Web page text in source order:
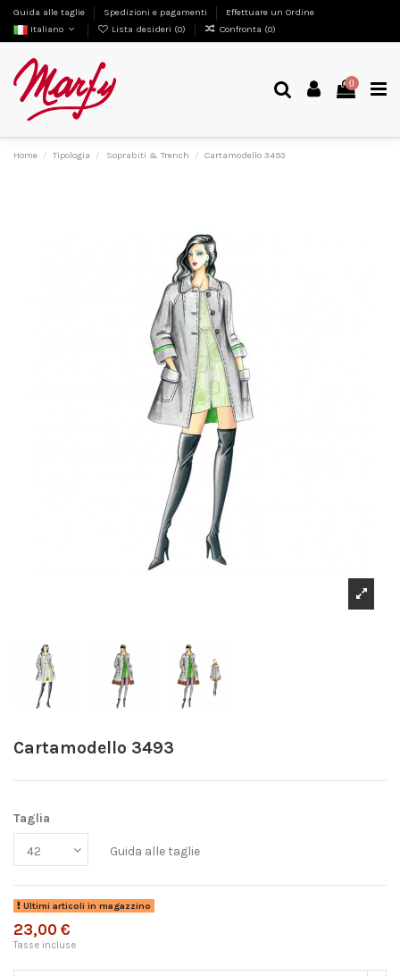
Guida alle taglie Spedizioni e pagamenti
Effettuare un Ordine
Italiano
Lista desideri (0) Confronta (0)
0
Home Tipologia Soprabiti & Trench Cartamodello 3493
Cartamodello 3493
Taglia
Guida alle taglie
Ultimi articoli in magazzino
23,00 €
Tasse incluse